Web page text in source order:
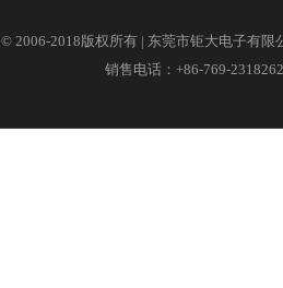
© 2006-2018版权所有 | 东莞市钜大电子有
销售电话：+86-769-